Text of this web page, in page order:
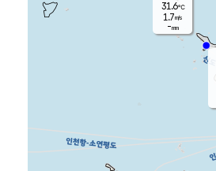
31.6℃
1.7m/s
-mm